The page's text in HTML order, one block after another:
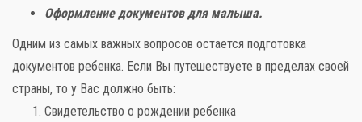
Оформление документов для малыша.
Одним из самых важных вопросов остается подготовка
документов ребенка. Если Вы путешествуете в пределах своей
страны, то у Вас должно быть:
Свидетельство о рождении ребенка